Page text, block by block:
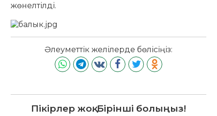
жөнелтілді.
Әлеуметтік желілерде бөлісіңіз:
Пікірлер жоқ. Бірінші болыңыз!